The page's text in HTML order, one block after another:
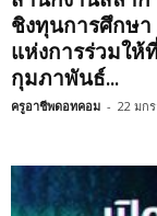
ชิงทุนการศึกษา
แห่งการร่วมให้
กุมภาพันธ์...
ครูอาชีพดอทคอม - 22 มก